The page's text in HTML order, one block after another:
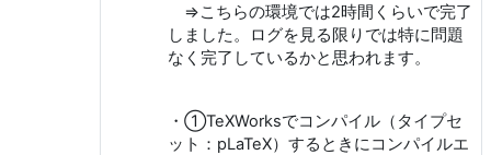
⇒こちらの環境では2時間くらいで完了
しました。ログを見る限りでは特に問題
なく完了しているかと思われます。
・①TeXWorksでコンパイル（タイプセ
ット：pLaTeX）するときにコンパイルエ